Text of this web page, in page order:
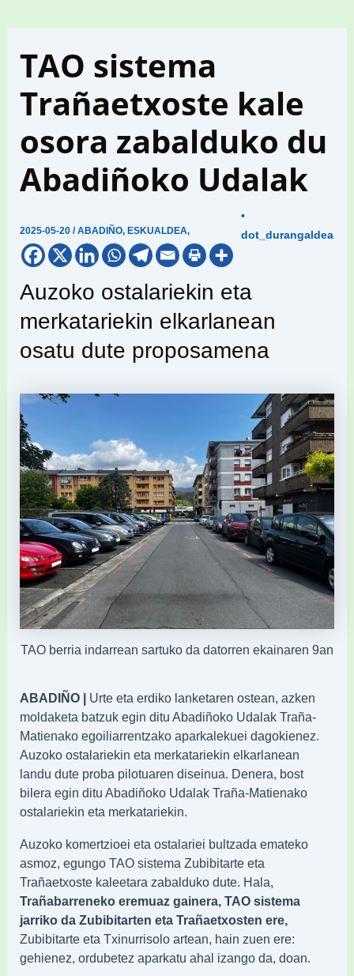
TAO sistema
Trañaetxoste kale
osora zabalduko du
Abadiñoko Udalak
2025-05-20/ABADIÑO, ESKUALDEA,
•
dot_durangaldea
Auzoko ostalariekin eta
merkatariekin elkarlanean
osatu dute proposamena
TAO berria indarrean sartuko da datorren ekainaren 9an
ABADIÑO |
Urte eta erdiko lanketaren ostean, azken
moldaketa batzuk egin ditu Abadiñoko Udalak Traña-
Matienako egoiliarrentzako aparkalekuei dagokienez.
Auzoko ostalariekin eta merkatariekin elkarlanean
landu dute proba pilotuaren diseinua. Denera, bost
bilera egin ditu Abadiñoko Udalak Traña-Matienako
ostalariekin eta merkatariekin.
Auzoko komertzioei eta ostalariei bultzada emateko
asmoz, egungo TAO sistema Zubibitarte eta
Trañaetxoste kaleetara zabalduko dute. Hala,
Trañabarreneko eremuaz gainera, TAO sistema
jarriko da Zubibitarten eta Trañaetxosten ere,
Zubibitarte eta Txinurrisolo artean, hain zuen ere:
gehienez, ordubetez aparkatu ahal izango da, doan.